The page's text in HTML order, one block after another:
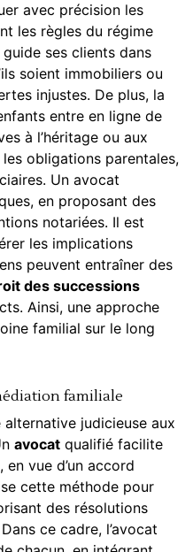
avec précision les
les règles du régime
ses clients dans
soient immobiliers ou
injustes. De plus, la
entre en ligne de
à l’héritage ou aux
obligations parentales,
Un avocat
en proposant des
notariées. Il est
les implications
peuvent entraîner des
des successions
Ainsi, une approche
familial sur le long
familiale
judicieuse aux
avocat qualifié facilite
vue d’un accord
cette méthode pour
des résolutions
ce cadre, l’avocat